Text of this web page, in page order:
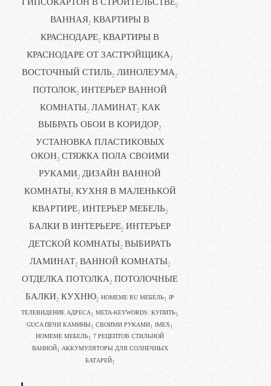
2
ВАННАЯ2 КВАРТИРЫ В
КРАСНОДАРЕ2 КВАРТИРЫ В
КРАСНОДАРЕ ОТ ЗАСТРОЙЩИКА2
ВОСТОЧНЫЙ СТИЛЬ2 ЛИНОЛЕУМА2
ПОТОЛОК2 ИНТЕРЬЕР ВАННОЙ
КОМНАТЫ2 ЛАМИНАТ2 КАК
ВЫБРАТЬ ОБОИ В КОРИДОР2
УСТАНОВКА ПЛАСТИКОВЫХ
ОКОН2 СТЯЖКА ПОЛА СВОИМИ
РУКАМИ2 ДИЗАЙН ВАННОЙ
КОМНАТЫ2 КУХНЯ В МАЛЕНЬКОЙ
КВАРТИРЕ2 ИНТЕРЬЕР МЕБЕЛЬ2
БАЛКИ В ИНТЕРЬЕРЕ2 ИНТЕРЬЕР
ДЕТСКОЙ КОМНАТЫ2 ВЫБИРАТЬ
ЛАМИНАТ2 ВАННОЙ КОМНАТЫ2
ОТДЕЛКА ПОТОЛКА2 ПОТОЛОЧНЫЕ
БАЛКИ2 КУХНЮ2 HOMEME RU МЕБЕЛЬ1 IP
ТЕЛЕВИДЕНИЕ АДРЕСА 1 META-KEYWORDS: КУПИТЬ1
GUCA ПЕЧИ КАМИНЫ1 CВОИМИ РУКАМИ1 IMEX1
HOMEME МЕБЕЛЬ1 7 РЕЦЕПТОВ СТИЛЬНОЙ
ВАННОЙ1 АККУМУЛЯТОРЫ ДЛЯ СОЛНЕЧНЫХ
БАТАРЕЙ1